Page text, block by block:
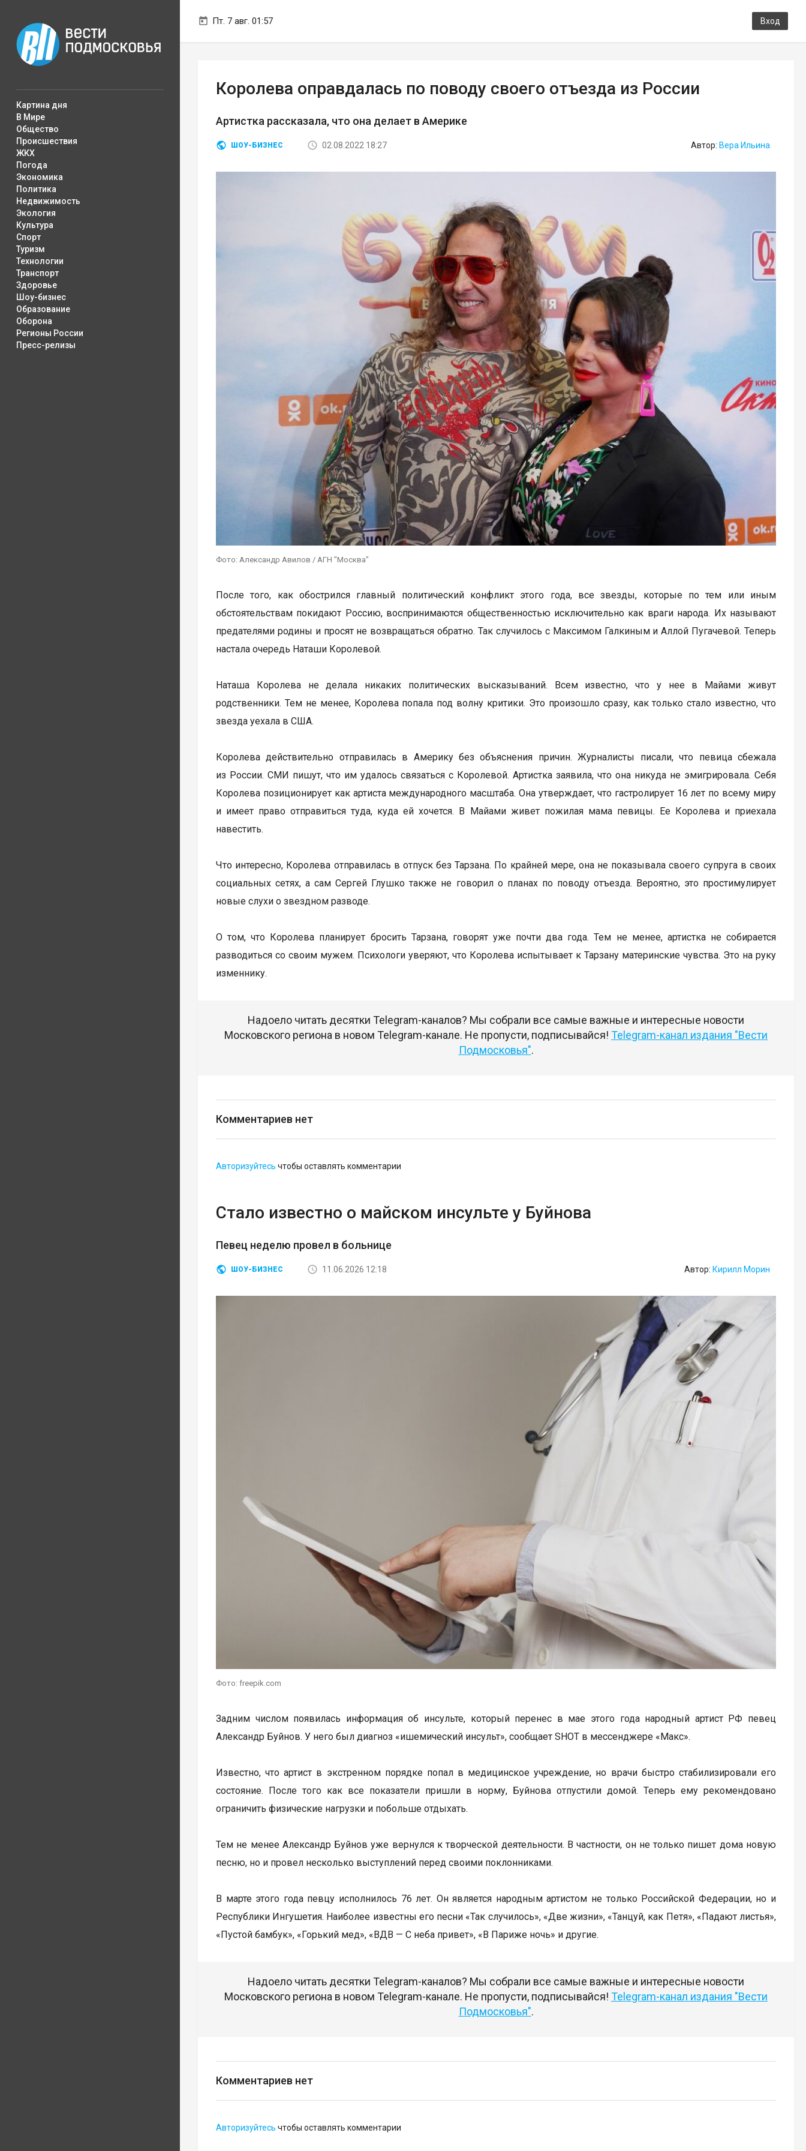
Пт. 7 авг. 01:57 Вход
Картина дня
В Мире
Общество
Происшествия
ЖКХ
Погода
Экономика
Политика
Недвижимость
Экология
Культура
Спорт
Туризм
Технологии
Транспорт
Здоровье
Шоу-бизнес
Образование
Оборона
Регионы России
Пресс-релизы
Королева оправдалась по поводу своего отъезда из России
Артистка рассказала, что она делает в Америке
ШОУ-БИЗНЕС 02.08.2022 18:27 Автор: Вера Ильина
Фото: Александр Авилов / АГН "Москва"
После того, как обострился главный политический конфликт этого года, все звезды, которые по тем или иным
обстоятельствам покидают Россию, воспринимаются общественностью исключительно как враги народа. Их называют
предателями родины и просят не возвращаться обратно. Так случилось с Максимом Галкиным и Аллой Пугачевой. Теперь
настала очередь Наташи Королевой.
Наташа Королева не делала никаких политических высказываний. Всем известно, что у нее в Майами живут
родственники. Тем не менее, Королева попала под волну критики. Это произошло сразу, как только стало известно, что
звезда уехала в США.
Королева действительно отправилась в Америку без объяснения причин. Журналисты писали, что певица сбежала
из России. СМИ пишут, что им удалось связаться с Королевой. Артистка заявила, что она никуда не эмигрировала. Себя
Королева позиционирует как артиста международного масштаба. Она утверждает, что гастролирует 16 лет по всему миру
и имеет право отправиться туда, куда ей хочется. В Майами живет пожилая мама певицы. Ее Королева и приехала
навестить.
Что интересно, Королева отправилась в отпуск без Тарзана. По крайней мере, она не показывала своего супруга в своих
социальных сетях, а сам Сергей Глушко также не говорил о планах по поводу отъезда. Вероятно, это простимулирует
новые слухи о звездном разводе.
О том, что Королева планирует бросить Тарзана, говорят уже почти два года. Тем не менее, артистка не собирается
разводиться со своим мужем. Психологи уверяют, что Королева испытывает к Тарзану материнские чувства. Это на руку
изменнику.
Надоело читать десятки Telegram-каналов? Мы собрали все самые важные и интересные новости
Московского региона в новом Telegram-канале. Не пропусти, подписывайся! Telegram-канал издания "Вести
Подмосковья".
Комментариев нет
Авторизуйтесь чтобы оставлять комментарии
Стало известно о майском инсульте у Буйнова
Певец неделю провел в больнице
ШОУ-БИЗНЕС 11.06.2026 12:18 Автор: Кирилл Морин
Фото: freepik.com
Задним числом появилась информация об инсульте, который перенес в мае этого года народный артист РФ певец
Александр Буйнов. У него был диагноз «ишемический инсульт», сообщает SHOT в мессенджере «Макс».
Известно, что артист в экстренном порядке попал в медицинское учреждение, но врачи быстро стабилизировали его
состояние. После того как все показатели пришли в норму, Буйнова отпустили домой. Теперь ему рекомендовано
ограничить физические нагрузки и побольше отдыхать.
Тем не менее Александр Буйнов уже вернулся к творческой деятельности. В частности, он не только пишет дома новую
песню, но и провел несколько выступлений перед своими поклонниками.
В марте этого года певцу исполнилось 76 лет. Он является народным артистом не только Российской Федерации, но и
Республики Ингушетия. Наиболее известны его песни «Так случилось», «Две жизни», «Танцуй, как Петя», «Падают листья»,
«Пустой бамбук», «Горький мед», «ВДВ — С неба привет», «В Париже ночь» и другие.
Надоело читать десятки Telegram-каналов? Мы собрали все самые важные и интересные новости
Московского региона в новом Telegram-канале. Не пропусти, подписывайся! Telegram-канал издания "Вести
Подмосковья".
Комментариев нет
Авторизуйтесь чтобы оставлять комментарии